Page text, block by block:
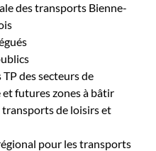
des transports Bienne-
des secteurs de
futures zones à bâtir
transports de loisirs et
pour les transports